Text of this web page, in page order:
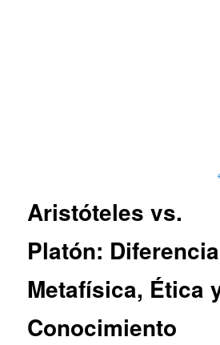
Aristóteles vs.
Platón:
Metafísica, Ética
Conocimiento